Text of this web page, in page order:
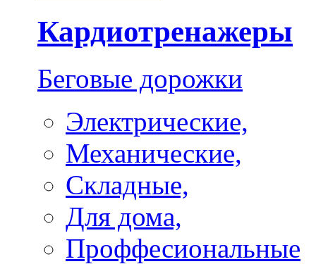
Кардиотренажеры
Беговые дорожки
Электрические,
Механические,
Складные,
Для дома,
Проффесиональные